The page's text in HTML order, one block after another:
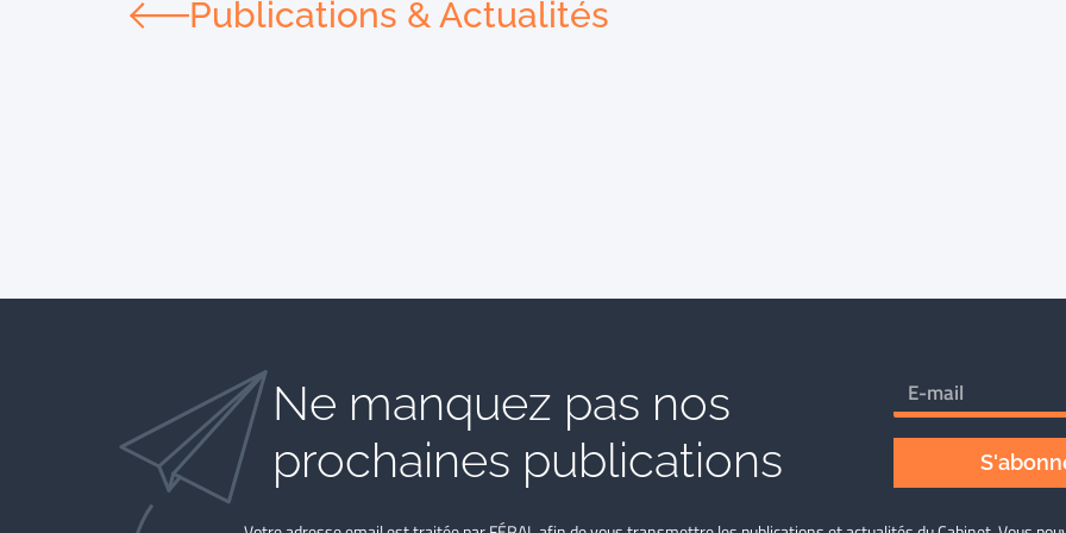
Publications & Actualités
Ne manquez pas nos
prochaines publications